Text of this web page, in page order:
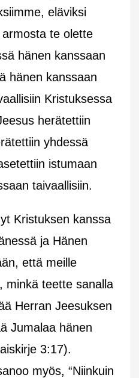
eläviksi
te olette
hänen kanssaan
hänen kanssaan
Kristuksessa
herätettiin
yhdessä
istumaan
taivaallisiin.
Kristuksen kanssa
ja Hänen
että meille
minkä teette sanalla
Herran Jeesuksen
Jumalaa hänen
3:17).
myös, “Niinkuin